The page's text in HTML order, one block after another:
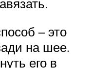
– это
на шее.
его в